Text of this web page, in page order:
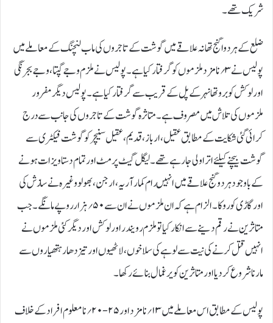
شریک تھے ۔
ضلع کے ہردوا گنج تھانہ علاقے میں گوشت کے تاجروں کی ماب لنچنگ کے معاملے میں
پولیس نے ۳؍ نامزد ملزموں کو گرفتار کیا ہے۔ پولیس نے ملزم وجے گپتا، وجے بجرنگی
اور لو کش کو بروتھا نہر کے پل کے قریب سے گرفتار کیا ہے۔ پولیس دیگر مفرور
ملزموں کی تلاش میں مصروف ہے۔متاثرہ گوشت کے تاجروں کی جانب سے درج
کرائی گئی شکایت کے مطابق عقیل، ارباز، قدیم، عقیل سنیچر کو گوشت فیکٹری سے
گوشت بیچنے کیلئے اتراولی جا رہے تھے ۔لیگل گیٹ پرمٹ اور تمام دستاویزات ہونے
کے باوجودہردوگنج علاقے میں انہیں رام کمار آریہ، ارجن، بھولو وغیرہ نے سازش کی
اور گاڑی کو روکا۔ الزام ہے کہ ان ملزموں نےان سے۵۰؍ ہزار روپےمانگے ۔جب
متاثرین نے رقم دینے سے انکار کیا تو ملزم رویندر اور لو کش اور دیگر کئی ملزموں نے
انہیں قتل کرنے کی نیت سے لوہے کی سلاخوں، لاٹھیوں اور تیز دھار ہتھیاروں سے
مارنا شروع کردیا اور متاثرین کو یرغمال بنائے رکھا۔
پولیس کے مطابق اس معاملے میں۱۳؍ نامزد اور ۲۵-۲۰؍ نامعلوم افراد کے خلاف